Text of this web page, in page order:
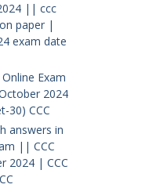
|| ccc
paper |
exam date
Exam
2024
30) CCC
answers in
|| CCC
2024 | CCC